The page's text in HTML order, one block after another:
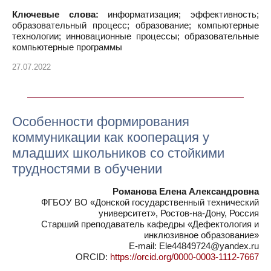
Ключевые слова: информатизация; эффективность;
образовательный процесс; образование; компьютерные
технологии; инновационные процессы; образовательные
компьютерные программы
27.07.2022
Особенности формирования
коммуникации как кооперация у
младших школьников со стойкими
трудностями в обучении
Романова Елена Александровна
ФГБОУ ВО «Донской государственный технический
университет», Ростов-на-Дону, Россия
Старший преподаватель кафедры «Дефектология и
инклюзивное образование»
E-mail: Ele44849724@yandex.ru
ORCID: https://orcid.org/0000-0003-1112-7667